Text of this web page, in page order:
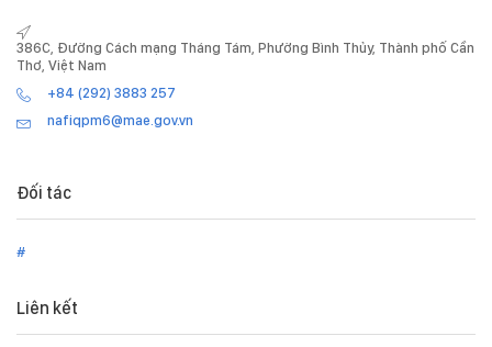
386C, Đường Cách mạng Tháng Tám, Phường Bình Thủy, Thành phố Cần
Thơ, Việt Nam
+84 (292) 3883 257
nafiqpm6@mae.gov.vn
Đối tác
#
Liên kết